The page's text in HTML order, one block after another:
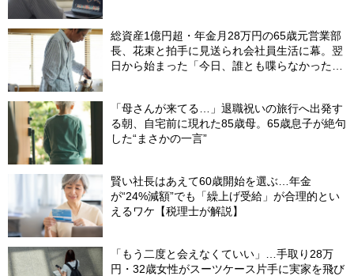
総資産1億円超・年金月28万円の65歳元営業部
長、花束と拍手に見送られ会社員生活に幕。翌
日から始まった「今日、誰とも喋らなかった」
「母さんが来てる…」退職祝いの旅行へ出発す
る朝、自宅前に現れた85歳母。65歳息子が絶句
した“まさかの一言”
賢い社長はあえて60歳開始を選ぶ…年金
が“24%減額”でも「繰上げ受給」が合理的とい
えるワケ【税理士が解説】
「もう二度と会えなくていい」…手取り28万
円・32歳女性がスーツケース片手に実家を飛び